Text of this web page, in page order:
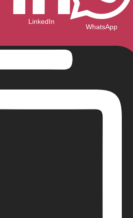
LinkedIn
WhatsApp